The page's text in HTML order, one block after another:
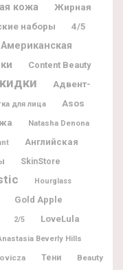
кожа
Жирная
наборы 4/5
Американская
Content Beauty
Адвент-
для лица Asos
Natasha Denona
Английская
SkinStore
Hourglass
Gold Apple
2/5 LoveLula
Beverly Hills
Тени
Beauty